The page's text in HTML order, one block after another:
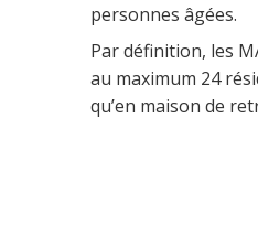
personnes âgées.
Par définition, les
au maximum 24
qu’en maison de